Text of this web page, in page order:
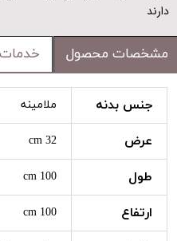
دارند
مشخصات محصول
جنس بدنه ملامینه
عرض 32 cm
طول 100 cm
ارتفاع 100 cm